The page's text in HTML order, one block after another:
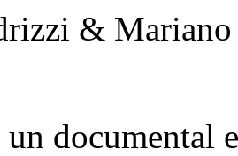
&
un documental